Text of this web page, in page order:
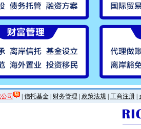
司 | 信托基金| 财务管理 政策法规| 工商注册|